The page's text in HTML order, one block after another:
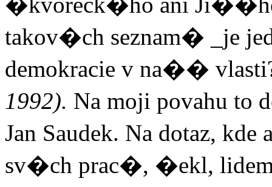
takov�ch seznam� _je
demokracie v na��
1992). Na moji povahu
Jan Saudek. Na dotaz,
sv�ch prac�, �ekl,